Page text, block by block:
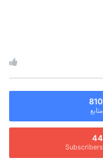
810
متابع
44
Subscribers